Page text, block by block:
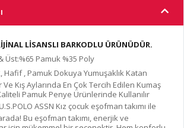
LİSANSLI BARKODLU ÜRÜNÜDÜR.
Üst:%65 Pamuk %35 Poly
Hafif , Pamuk Dokuya Yumuşaklık Katan
Kış Aylarında En Çok Tercih Edilen Kumaş
Pamuk Penye Ürünlerinde Kullanılır
U.S.POLO ASSN Kız çocuk eşofman takımı ile
Bu eşofman takımı, enerjik ve